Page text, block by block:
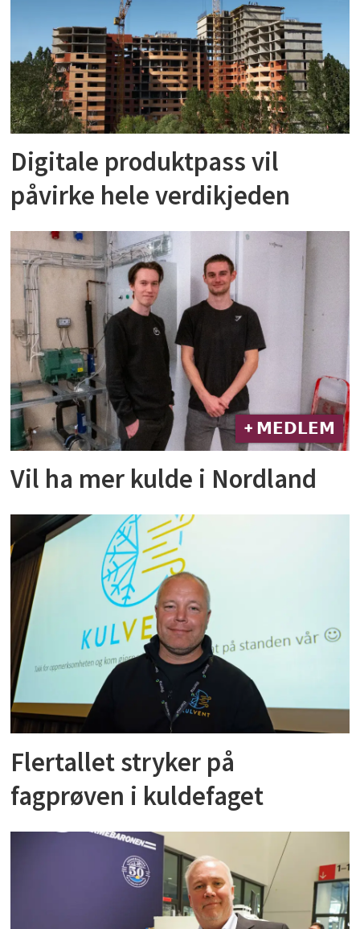
Digitale produktpass vil
påvirke hele verdikjeden
+ 𝗠𝗘𝗗𝗟𝗘𝗠
Vil ha mer kulde i Nordland
Flertallet stryker på
fagprøven i kuldefaget